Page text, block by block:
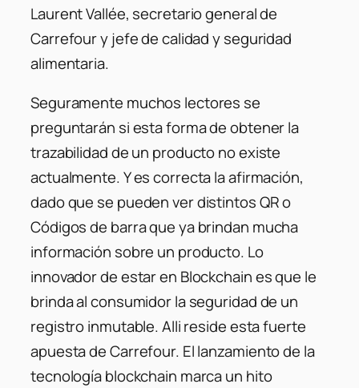
Laurent Vallée, secretario general de
Carrefour y jefe de calidad y seguridad
alimentaria.
Seguramente muchos lectores se
preguntarán si esta forma de obtener la
trazabilidad de un producto no existe
actualmente. Y es correcta la afirmación,
dado que se pueden ver distintos QR o
Códigos de barra que ya brindan mucha
información sobre un producto. Lo
innovador de estar en Blockchain es que le
brinda al consumidor la seguridad de un
registro inmutable. Alli reside esta fuerte
apuesta de Carrefour. El lanzamiento de la
tecnología blockchain marca un hito